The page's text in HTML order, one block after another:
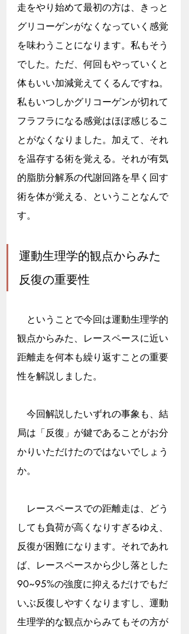
走をやり始めて最初の方は、きっと
グリコーゲンがなくなっていく感覚
を味わうことになります。私もそう
でした。ただ、何回もやっていくと
体もいい加減覚えてくるんですね。
私もいつしかグリコーゲンが切れて
フラフラになる感覚はほぼ感じるこ
とがなくなりました。加えて、それ
を温存する術を覚える。それが有気
的脂肪分解系の代謝回路を早く回す
術を体が覚える、ということなんで
す。
運動生理学的観点からみた
反復の重要性
ということで今回は運動生理学的
観点からみた、レースペースに近い
距離走を何本も繰り返すことの重要
性を解説しました。
今回解説したいずれの事象も、結
局は「反復」が鍵であることがお分
かりいただけたのではないでしょう
か。
レースペースでの距離走は、どう
しても負荷が高くなりすぎるゆえ、
反復が困難になります。それであれ
ば、レースペースから少し落とした
90~95%の強度に抑えるだけでもだ
いぶ反復しやすくなりますし、運動
生理学的な観点からみてもその方が